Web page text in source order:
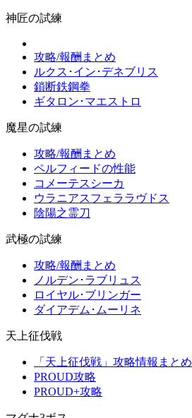
神匠の試練
攻略/報酬まとめ
ルクス･イン･デネブリス
鎖断鉄鋼拳
ギタロン･マエストロ
魔星の試練
攻略/報酬まとめ
ペルフィードの性能
コメーテスシーカ
ウラニアスフェララヴドス
陰陽之霊刀
武極の試練
攻略/報酬まとめ
ノルデン･ラブリュス
ロイヤル･ブリンガー
ダイアデム･ムーリネ
天上征伐戦
「天上征伐戦」攻略情報まとめ
PROUD攻略
PROUD+攻略